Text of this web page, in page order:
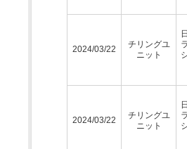
2024/03/22
チリングユ
ニット
2024/03/22
チリングユ
ニット